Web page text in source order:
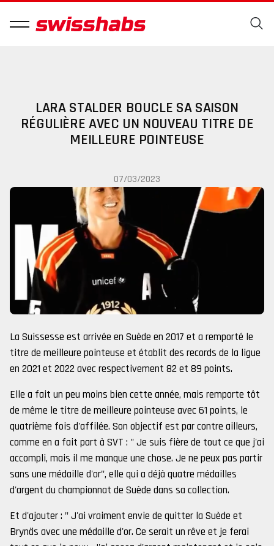
LARA STALDER BOUCLE SA SAISON
RÉGULIÈRE AVEC UN NOUVEAU TITRE DE
MEILLEURE POINTEUSE
07/03/2023
La Suissesse est arrivée en Suède en 2017 et a remporté le
titre de meilleure pointeuse et établit des records de la ligue
en 2021 et 2022 avec respectivement 82 et 89 points.
Elle a fait un peu moins bien cette année, mais remporte tôt
de même le titre de meilleure pointeuse avec 61 points, le
quatrième fois d'affilée. Son objectif est par contre ailleurs,
comme en a fait part à SVT : " Je suis fière de tout ce que j'ai
accompli, mais il me manque une chose. Je ne peux pas partir
sans une médaille d'or", elle qui a déjà quatre médailles
d'argent du championnat de Suède dans sa collection.
Et d'ajouter : " J'ai vraiment envie de quitter la Suède et
Brynäs avec une médaille d'or. Ce serait un rêve et je ferai